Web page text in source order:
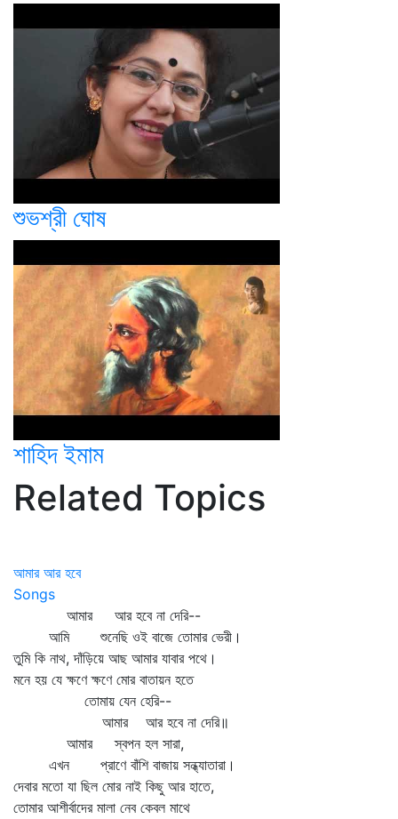
শুভশ্রী ঘোষ
শাহিদ ইমাম
Related Topics
আমার আর হবে
Songs
আমার আর হবে না দেরি--
আমি শুনেছি ওই বাজে তোমার ভেরী।
তুমি কি নাথ, দাঁড়িয়ে আছ আমার যাবার পথে।
মনে হয় যে ক্ষণে ক্ষণে মোর বাতায়ন হতে
তোমায় যেন হেরি--
আমার আর হবে না দেরি॥
আমার স্বপন হল সারা,
এখন প্রাণে বাঁশি বাজায় সন্ধ্যাতারা।
দেবার মতো যা ছিল মোর নাই কিছু আর হাতে,
তোমার আশীর্বাদের মালা নেব কেবল মাথে